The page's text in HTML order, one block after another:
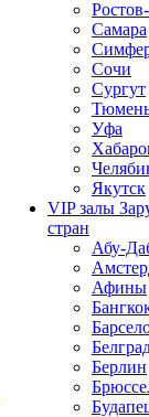
Самара
Сочи
Сургут
Уфа
Якутск
VIP залы
стран
Абу-
Афины
Берлин